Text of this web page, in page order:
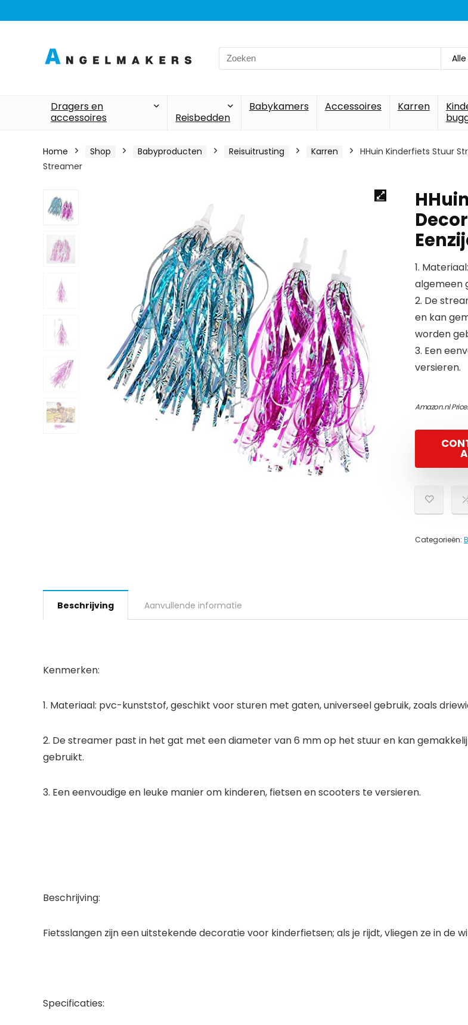
Search
for:
Dragers en
accessoires
Reisbedden
Babykamers Accessoires Karren
Home Shop Babyproducten Reisuitrusting Karren
HHuin Kinderfiets Stuur
Streamer
1.
algemeen
2. De
en kan
worden
3. Een
versieren.
Amazon.nl
Categorieën:
Beschrijving Aanvullende informatie
Kenmerken:
1. Materiaal: pvc-kunststof, geschikt voor sturen met gaten, universeel gebruik, zoals
2. De streamer past in het gat met een diameter van 6 mm op het stuur en kan
gebruikt.
3. Een eenvoudige en leuke manier om kinderen, fietsen en scooters te versieren.
Beschrijving:
Fietsslangen zijn een uitstekende decoratie voor kinderfietsen; als je rijdt, vliegen ze in de
Specificaties: